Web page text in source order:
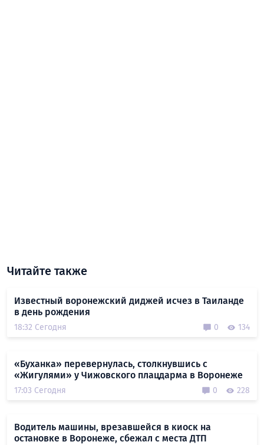
Читайте также
Известный воронежский диджей исчез в Таиланде
в день рождения
18:32 Сегодня 0 134
«Буханка» перевернулась, столкнувшись с
«Жигулями» у Чижовского плацдарма в Воронеже
17:03 Сегодня 0 228
Водитель машины, врезавшейся в киоск на
остановке в Воронеже, сбежал с места ДТП